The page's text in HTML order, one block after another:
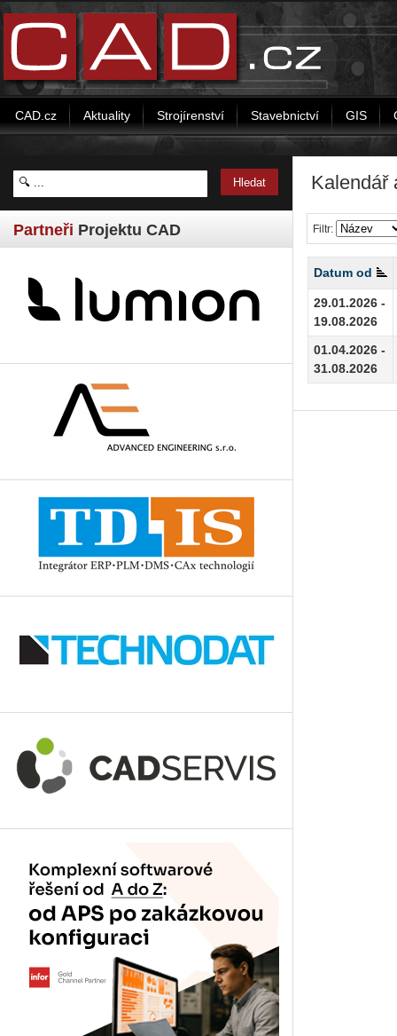
CAD.cz Aktuality Strojírenství Stavebnictví GIS
Partneři Projektu CAD
Kalendář
Filtr:
Datum od
29.01.2026 -
19.08.2026
01.04.2026 -
31.08.2026